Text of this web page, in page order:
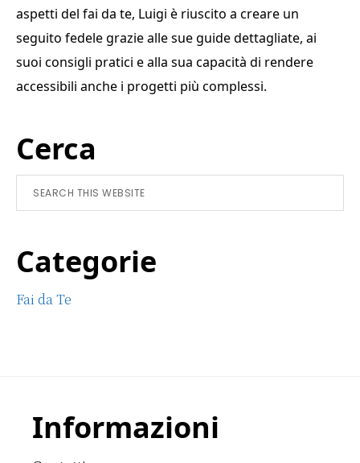
aspetti del fai da te, Luigi è riuscito a creare un
seguito fedele grazie alle sue guide dettagliate, ai
suoi consigli pratici e alla sua capacità di rendere
accessibili anche i progetti più complessi.
Primary
Sidebar
Cerca
Search
this
Categorie
Fai da Te
Footer
Informazioni